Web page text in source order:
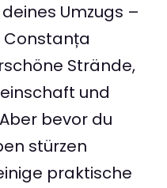
Umzugs –
Constanța
Strände,
und
bevor du
stürzen
praktische